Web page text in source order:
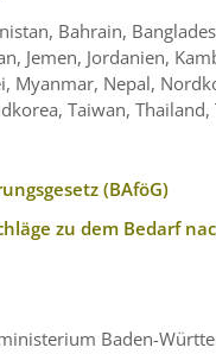
Bahrain,
Jemen, Jordanien,
Myanmar, Nepal,
Taiwan,
(BAföG)
zu dem Bedarf
Baden-